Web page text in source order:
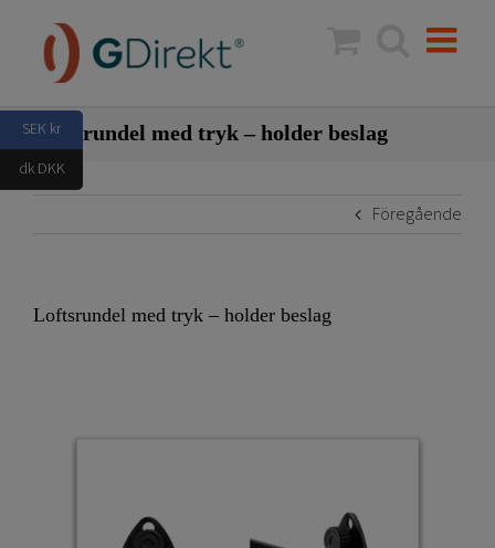
innehållet
Loftsrundel med tryk – holder beslag
Föregående
Loftsrundel med tryk – holder beslag
SEK kr
dk DKK